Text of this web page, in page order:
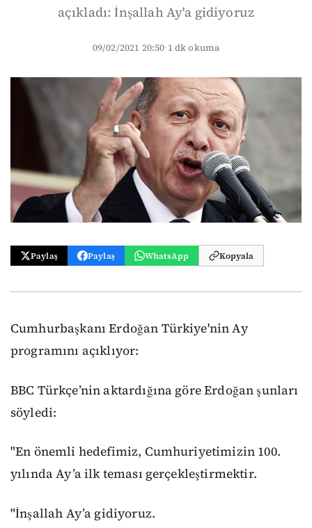
açıkladı: İnşallah Ay'a gidiyoruz
09/02/2021 20:50·1 dk okuma
Paylaş Paylaş WhatsApp Kopyala
Cumhurbaşkanı Erdoğan Türkiye'nin Ay
programını açıklıyor:
BBC Türkçe’nin aktardığına göre Erdoğan şunları
söyledi:
"En önemli hedefimiz, Cumhuriyetimizin 100.
yılında Ay’a ilk teması gerçekleştirmektir.
"İnşallah Ay’a gidiyoruz.